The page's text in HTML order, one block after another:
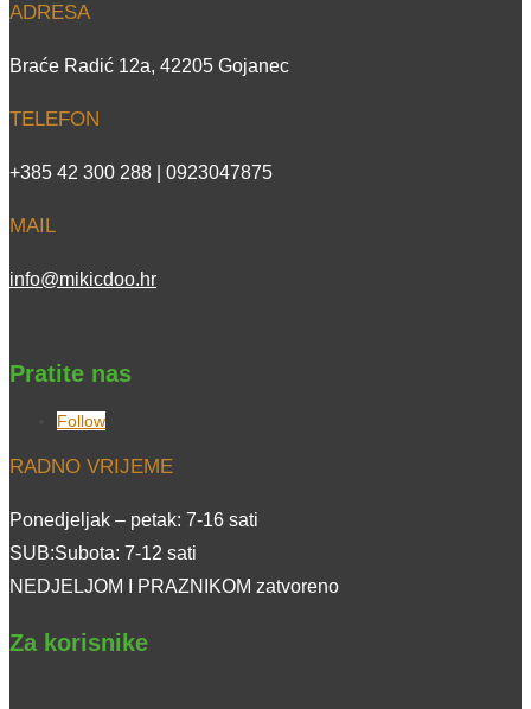
ADRESA
Braće Radić 12a, 42205 Gojanec
TELEFON
+385 42 300 288 | 0923047875
MAIL
info@mikicdoo.hr
Pratite nas
Follow
RADNO VRIJEME
Ponedjeljak – petak: 7-16 sati
SUB:Subota: 7-12 sati
NEDJELJOM I PRAZNIKOM zatvoreno
Za korisnike